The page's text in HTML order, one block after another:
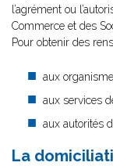
l’agrément ou
Commerce et des
Pour obtenir des
aux
aux services
aux autorités
La